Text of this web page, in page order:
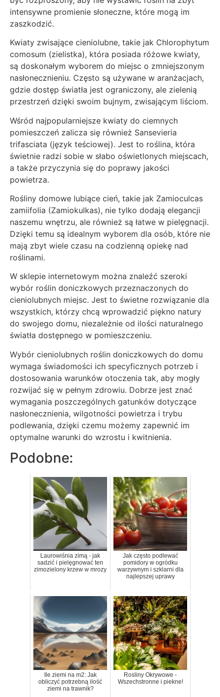
intensywne promienie słoneczne, które mogą im
zaszkodzić.
Kwiaty zwisające cieniolubne, takie jak Chlorophytum
comosum (zielistka), która posiada różowe kwiaty,
są doskonałym wyborem do miejsc o zmniejszonym
nasłonecznieniu. Często są używane w aranżacjach,
gdzie dostęp światła jest ograniczony, ale zielenią
przestrzeń dzięki swoim bujnym, zwisającym liściom.
Wśród najpopularniejsze kwiaty do ciemnych
pomieszczeń zalicza się również Sansevieria
trifasciata (język teściowej). Jest to roślina, która
świetnie radzi sobie w słabo oświetlonych miejscach,
a także przyczynia się do poprawy jakości
powietrza.
Rośliny domowe lubiące cień, takie jak Zamioculcas
zamiifolia (Zamiokulkas), nie tylko dodają elegancji
naszemu wnętrzu, ale również są łatwe w pielęgnacji.
Dzięki temu są idealnym wyborem dla osób, które nie
mają zbyt wiele czasu na codzienną opiekę nad
roślinami.
W sklepie internetowym można znaleźć szeroki
wybór roślin doniczkowych przeznaczonych do
cieniolubnych miejsc. Jest to świetne rozwiązanie dla
wszystkich, którzy chcą wprowadzić piękno natury
do swojego domu, niezależnie od ilości naturalnego
światła dostępnego w pomieszczeniu.
Wybór cieniolubnych roślin doniczkowych do domu
wymaga świadomości ich specyficznych potrzeb i
dostosowania warunków otoczenia tak, aby mogły
rozwijać się w pełnym zdrowiu. Dobrze jest znać
wymagania poszczególnych gatunków dotyczące
nasłonecznienia, wilgotności powietrza i trybu
podlewania, dzięki czemu możemy zapewnić im
optymalne warunki do wzrostu i kwitnienia.
Podobne:
Laurowiśnia zimą - jak
sadzić i pielęgnować ten
zimozielony krzew w mrozy
Jak często podlewać
pomidory w ogródku
warzywnym i szklarni dla
najlepszej uprawy
Ile ziemi na m2: Jak
obliczyć potrzebną ilość
ziemi na trawnik?
Rosliny Okrywowe -
Wszechstronne i piekne!